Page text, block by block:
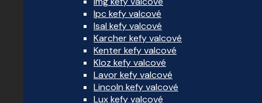
Ipc kefy valcové
Isal kefy valcové
Karcher kefy valcové
Kenter kefy valcové
Kloz kefy valcové
Lavor kefy valcové
Lincoln kefy valcové
Lux kefy valcové